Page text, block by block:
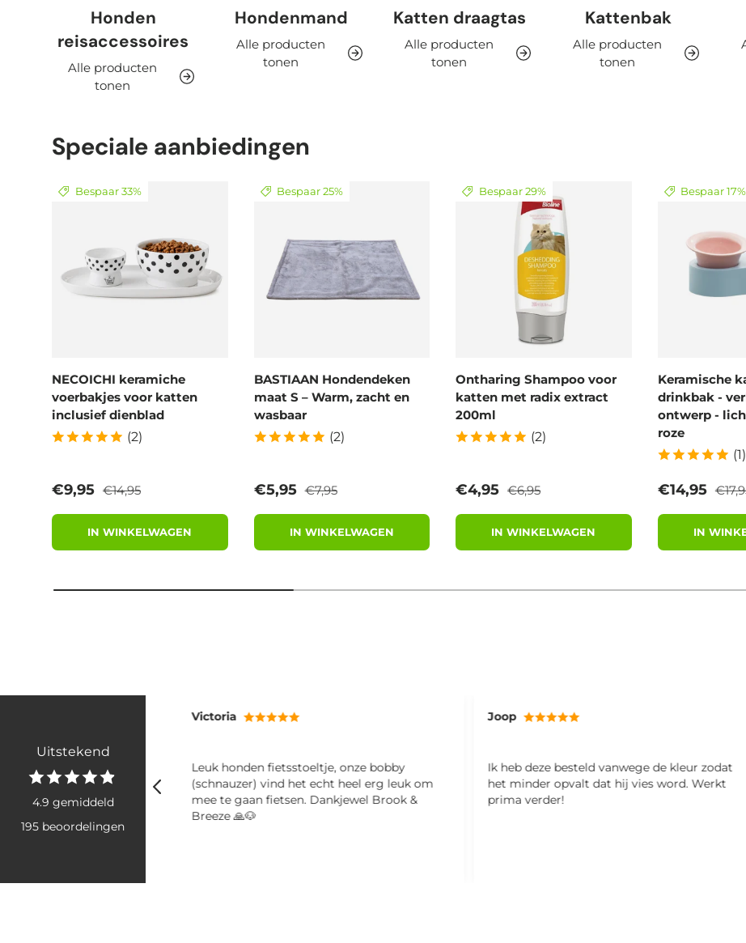
Honden
reisaccessoires
Alle producten
tonen
Hondenmand
Alle producten
tonen
Katten draagtas
Alle producten
tonen
Kattenbak
Alle producten
tonen
Speciale aanbiedingen
Bespaar 33%
NECOICHI keramiche
voerbakjes voor katten
inclusief dienblad
(2)
Verkoopprijs
€9,95 Reguliere prijs
€14,95
IN WINKELWAGEN
Bespaar 25%
BASTIAAN Hondendeken
maat S – Warm, zacht en
wasbaar
(2)
Verkoopprijs
€5,95 Reguliere prijs
€7,95
IN WINKELWAGEN
Bespaar 29%
Ontharing Shampoo voor
katten met radix extract
200ml
(2)
Verkoopprijs
€4,95 Reguliere prijs
€6,95
IN WINKELWAGEN
Bespaar 17%
Keramische
drinkbak -
ontwerp -
roze
(1)
€14,95
IN
Uitstekend
4.9 gemiddeld
195 beoordelingen
Fijne shampoo en
Victoria
Leuk honden fietsstoeltje, onze bobby
(schnauzer) vind het echt heel erg leuk om
mee te gaan fietsen. Dankjewel Brook &
Breeze 🙏🐶
Joop
Ik heb deze besteld vanwege de kleur zodat
het minder opvalt dat hij vies word. Werkt
prima verder!